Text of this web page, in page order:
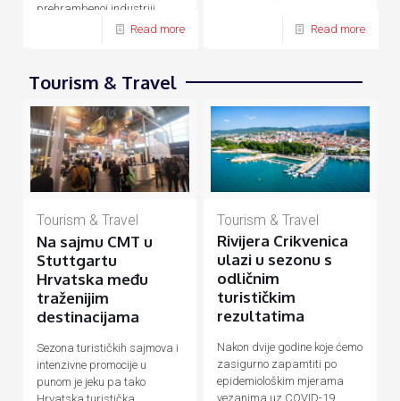
prehrambenoj industriji,
energetici, prometu, turizmu
Read more Read more
Tourism & Travel
Tourism & Travel
Na sajmu CMT u
Stuttgartu
Hrvatska među
traženijim
destinacijama
Sezona turističkih sajmova i
intenzivne promocije u
punom je jeku pa tako
Tourism & Travel
Rivijera Crikvenica
ulazi u sezonu s
odličnim
turističkim
rezultatima
Nakon dvije godine koje ćemo
zasigurno zapamtiti po
epidemiološkim mjerama
vezanima uz COVID-19